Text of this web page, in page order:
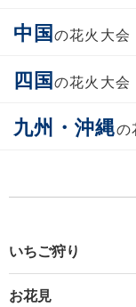
中国の花火大会
四国の花火大会
九州・沖縄の
いちご狩り
お花見